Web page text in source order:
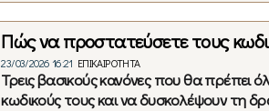
Πώς να προστατεύσετε τους
23/03/2026 16:21 ΕΠΙΚΑΙΡΌΤΗΤΑ
Τρεις βασικούς κανόνες που θα πρέπει
κωδικούς τους και να δυσκολέψουν τη